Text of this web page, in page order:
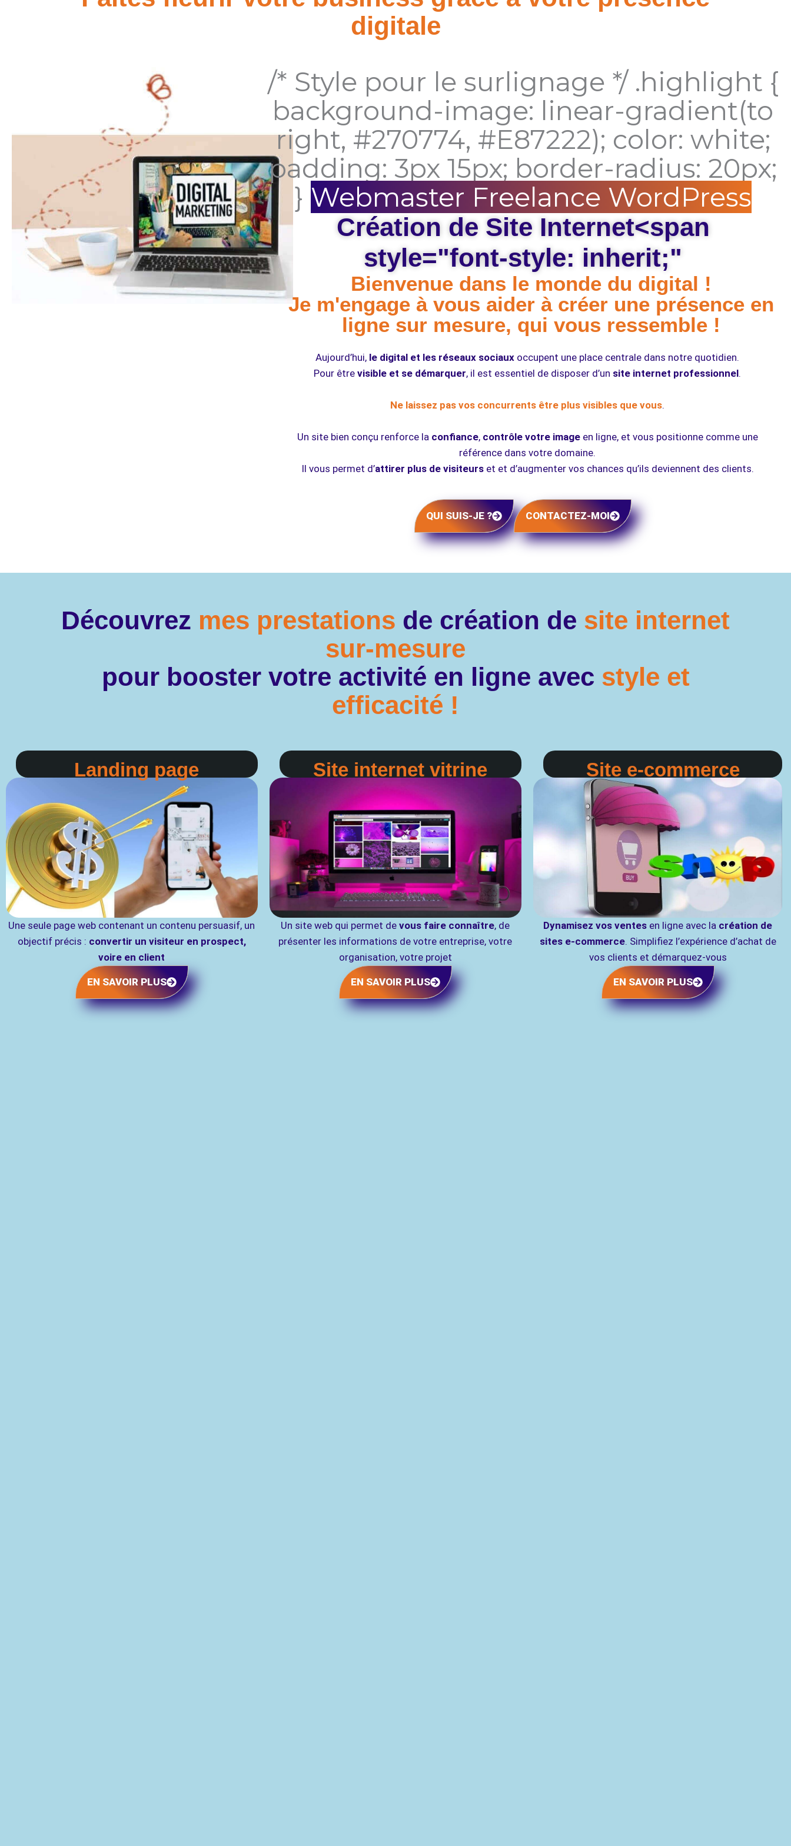
digitale
/* Style pour le surlignage */ .highlight {
background-image: linear-gradient(to
right, #270774, #E87222); color: white;
padding: 3px 15px; border-radius: 20px;
} Webmaster Freelance WordPress
Création de Site Internet<span
style="font-style: inherit;"
Bienvenue dans le monde du digital !
Je m'engage à vous aider à créer une présence en
ligne sur mesure, qui vous ressemble !
Aujourd’hui, le digital et les réseaux sociaux occupent une place centrale dans notre quotidien.
Pour êtrevisible et se démarquer, il est essentiel de disposer d’un site internet professionnel.
Ne laissez pas vos concurrents être plus visibles que vous.
Un site bien conçu renforce la confiance, contrôle votre imageen ligne, et vous positionne comme une
référence dans votre domaine.
Il vous permet d’attirer plus de visiteurset et d’augmenter vos chances qu’ils deviennent des clients.
QUI SUIS-JE ? CONTACTEZ-MOI
Découvrez mes prestations de création de site internet
sur-mesure
pour booster votre activité en ligne avec style et
efficacité !
Landing page
Une seule page web contenant un contenu persuasif, un
objectif précis : convertir un visiteur en prospect,
voire en client
EN SAVOIR PLUS
Site internet vitrine
Un site web qui permet devous faire connaître, de
présenter les informations de votre entreprise, votre
organisation, votre projet
EN SAVOIR PLUS
Site e-commerce
Dynamisez vos ventes en ligne avec la création de
sites e-commerce. Simplifiez l’expérience d’achat de
vos clients et démarquez-vous
EN SAVOIR PLUS